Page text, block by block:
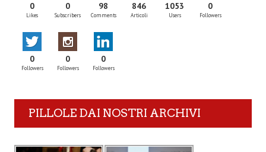
0
Likes
0
Subscribers
98
Comments
846
Articoli
1053
Users
0
Followers
0
Followers
0
Followers
0
Followers
PILLOLE DAI NOSTRI ARCHIVI